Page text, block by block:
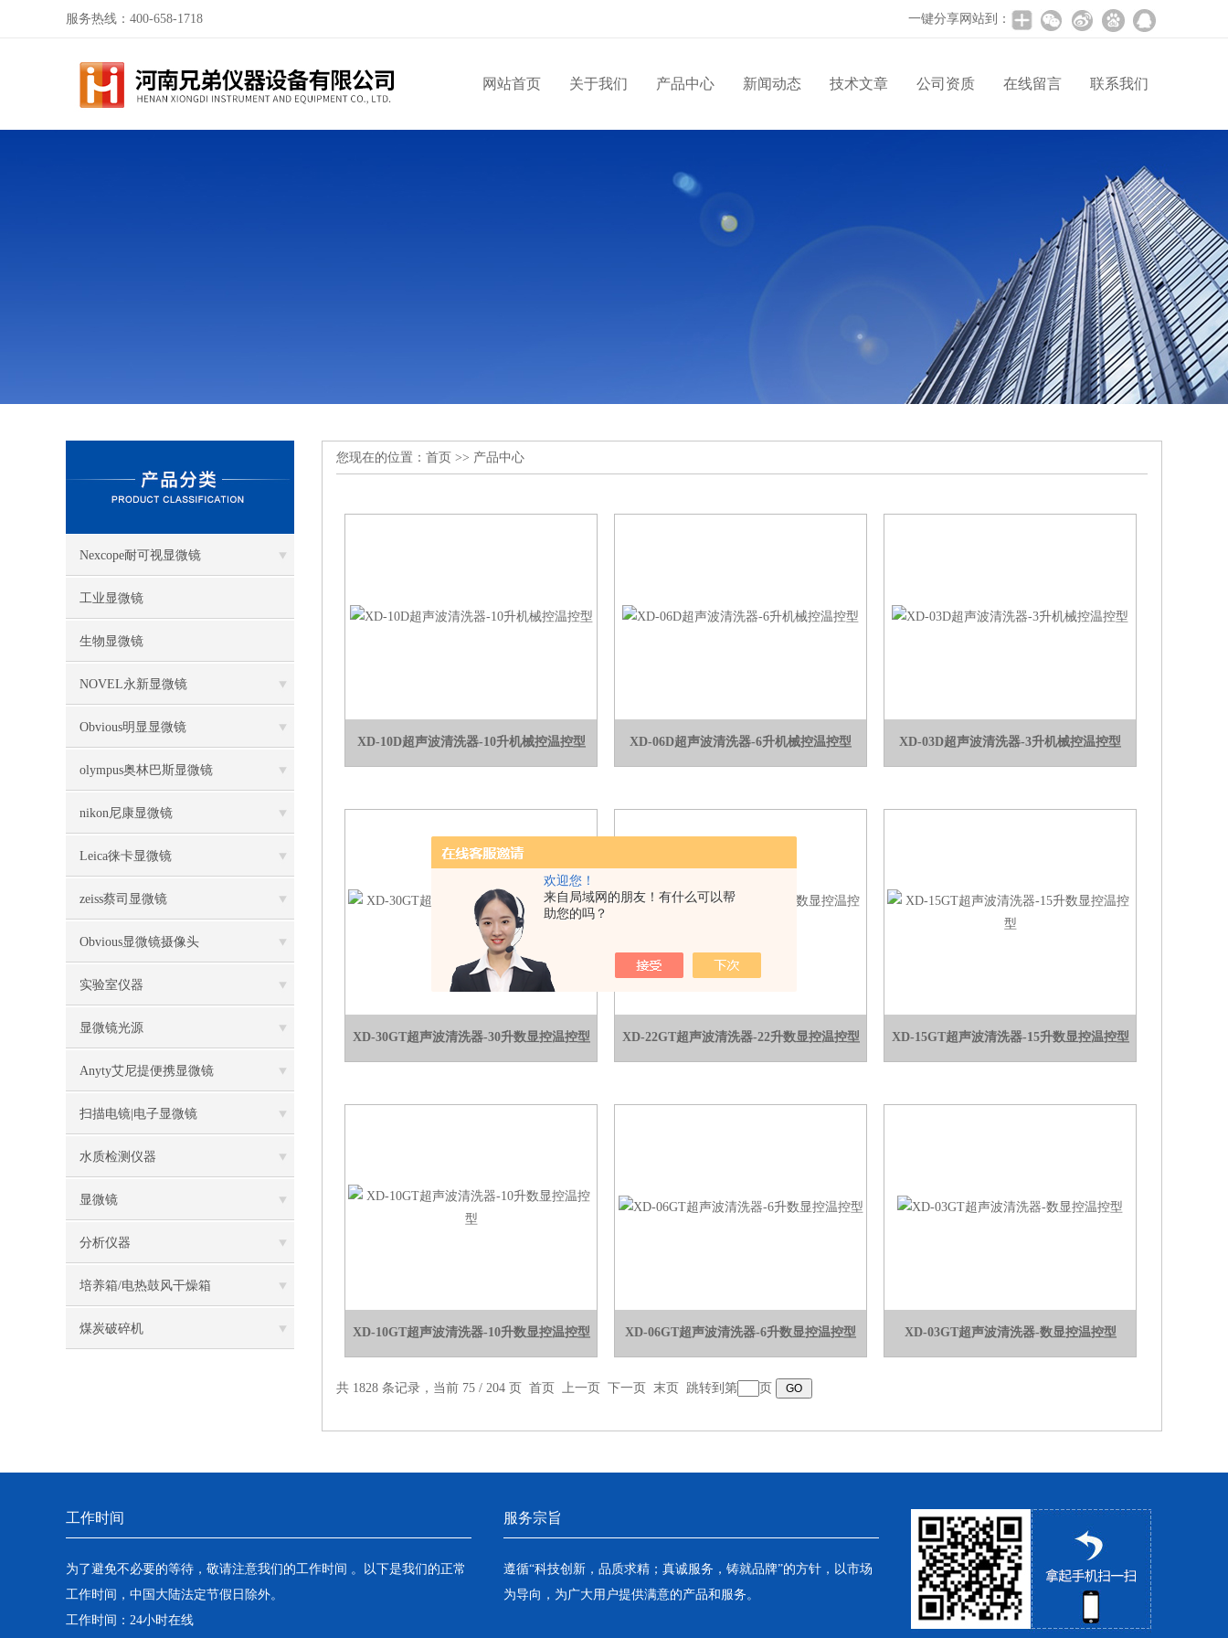
欢迎您！
来自局域网的朋友！有什么可以帮
助您的吗？
服务热线：400-658-1718 一键分享网站到：
网站首页 关于我们 产品中心 新闻动态 技术文章 公司资质 在线留言 联系我们
Nexcope耐可视显微镜
工业显微镜
生物显微镜
NOVEL永新显微镜
Obvious明显显微镜
olympus奥林巴斯显微镜
nikon尼康显微镜
Leica徕卡显微镜
zeiss蔡司显微镜
Obvious显微镜摄像头
实验室仪器
显微镜光源
Anyty艾尼提便携显微镜
扫描电镜|电子显微镜
水质检测仪器
显微镜
分析仪器
培养箱/电热鼓风干燥箱
煤炭破碎机
您现在的位置： 首页 >> 产品中心
XD-10D超声波清洗器-10升机械控温控型 XD-06D超声波清洗器-6升机械控温控型 XD-03D超声波清洗器-3升机械控温控型
XD-30GT超声波清洗器-30升数显控温控型 XD-22GT超声波清洗器-22升数显控温控型 XD-15GT超声波清洗器-15升数显控温控型
XD-10GT超声波清洗器-10升数显控温控型 XD-06GT超声波清洗器-6升数显控温控型 XD-03GT超声波清洗器-数显控温控型
共 1828 条记录，当前 75 / 204 页 首页 上一页 下一页 末页 跳转到第 页
工作时间
为了避免不必要的等待，敬请注意我们的工作时间 。以下是我们的正常
工作时间，中国大陆法定节假日除外。
工作时间：24小时在线
服务宗旨
遵循“科技创新，品质求精；真诚服务，铸就品牌”的方针，以市场
为导向，为广大用户提供满意的产品和服务。